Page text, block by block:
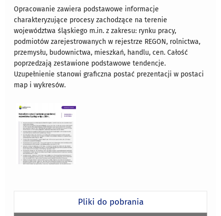
Opracowanie zawiera podstawowe informacje
charakteryzujące procesy zachodzące na terenie
województwa śląskiego m.in. z zakresu: rynku pracy,
podmiotów zarejestrowanych w rejestrze REGON, rolnictwa,
przemysłu, budownictwa, mieszkań, handlu, cen. Całość
poprzedzają zestawione podstawowe tendencje.
Uzupełnienie stanowi graficzna postać prezentacji w postaci
map i wykresów.
Pliki do pobrania